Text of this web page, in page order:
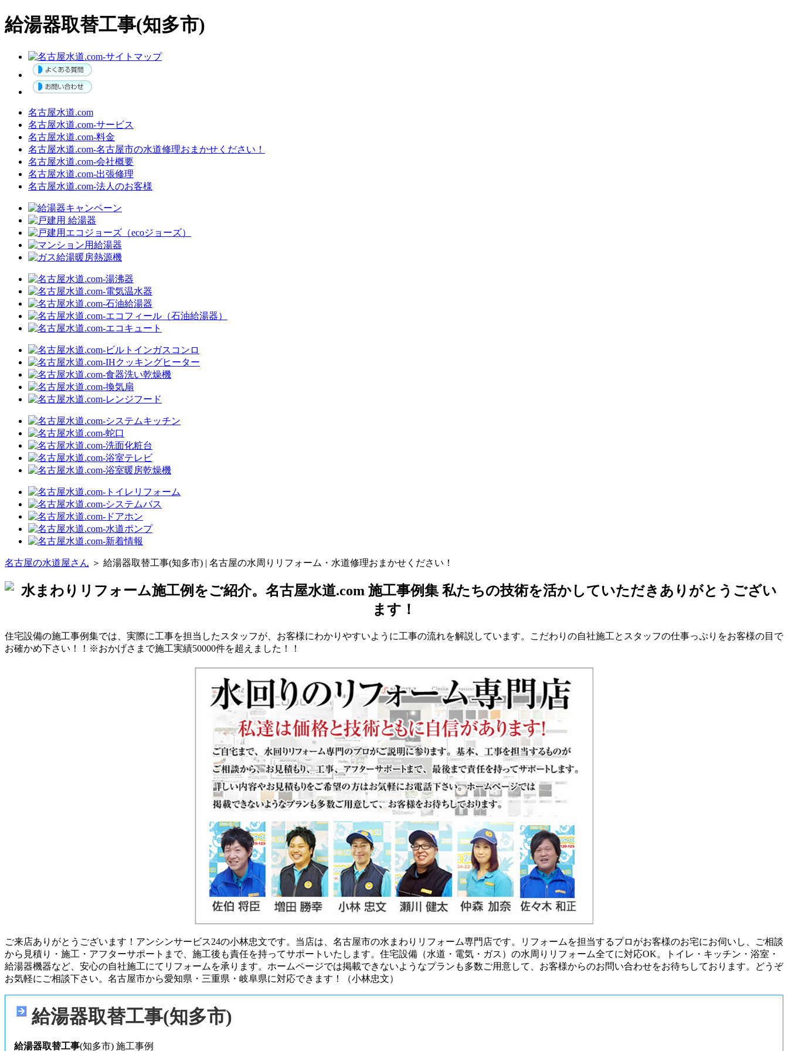
給湯器取替工事(知多市)
名古屋水道.com
名古屋水道.com‐サービス
名古屋水道.com‐料金
名古屋水道.com‐名古屋市の水道修理おまかせください！
名古屋水道.com‐会社概要
名古屋水道.com‐出張修理
名古屋水道.com‐法人のお客様
名古屋の水道屋さん ＞ 給湯器取替工事(知多市) | 名古屋の水周りリフォーム・水道修理おまかせください！
住宅設備の施工事例集では、実際に工事を担当したスタッフが、お客様にわかりやすいように工事の流れを解説しています。こだわりの自社施工とスタッフの仕事っぷりをお客様の目で
お確かめ下さい！！※おかげさまで施工実績50000件を超えました！！
ご来店ありがとうございます！アンシンサービス24の小林忠文です。当店は、名古屋市の水まわりリフォーム専門店です。リフォームを担当するプロがお客様のお宅にお伺いし、ご相談
から見積り・施工・アフターサポートまで、施工後も責任を持ってサポートいたします。住宅設備（水道・電気・ガス）の水周りリフォーム全てに対応OK。トイレ・キッチン・浴室・
給湯器機器など、安心の自社施工にてリフォームを承ります。ホームページでは掲載できないようなプランも多数ご用意して、お客様からのお問い合わせをお待ちしております。どうぞ
お気軽にご相談下さい。名古屋市から愛知県・三重県・岐阜県に対応できます！（小林忠文）
給湯器取替工事(知多市)
給湯器取替工事(知多市) 施工事例